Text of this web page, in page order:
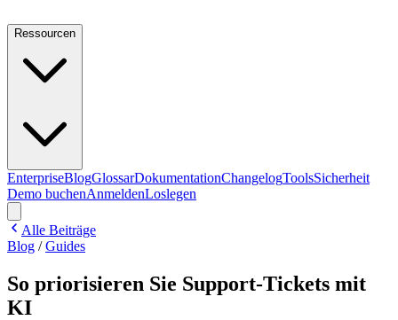
Ressourcen
EnterpriseBlogGlossarDokumentationChangelogToolsSicherheit
Demo buchenAnmeldenLoslegen
Alle Beiträge
Blog /Guides
So priorisieren Sie Support-Tickets mit
KI